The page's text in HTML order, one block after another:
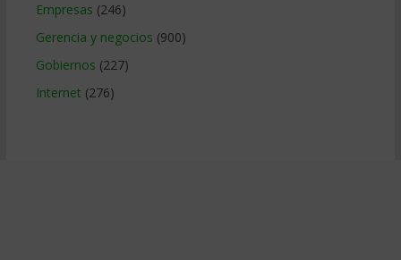
Empresas (246)
Gerencia y negocios (900)
Gobiernos (227)
Internet (276)